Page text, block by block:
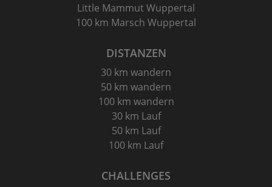
Little Mammut Wuppertal
100 km Marsch Wuppertal
DISTANZEN
30 km wandern
50 km wandern
100 km wandern
30 km Lauf
50 km Lauf
100 km Lauf
CHALLENGES